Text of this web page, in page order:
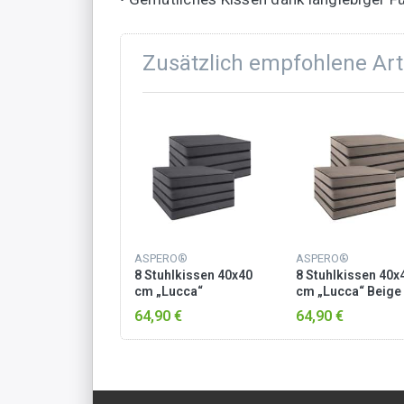
Zusätzlich empfohlene
ASPERO®
8 Stuhlkissen 40x40
cm „Lucca“
Dunkelgrau
64,90 €
ASPERO®
8 Stuhlkissen
cm „Lucca“ Beige
64,90 €